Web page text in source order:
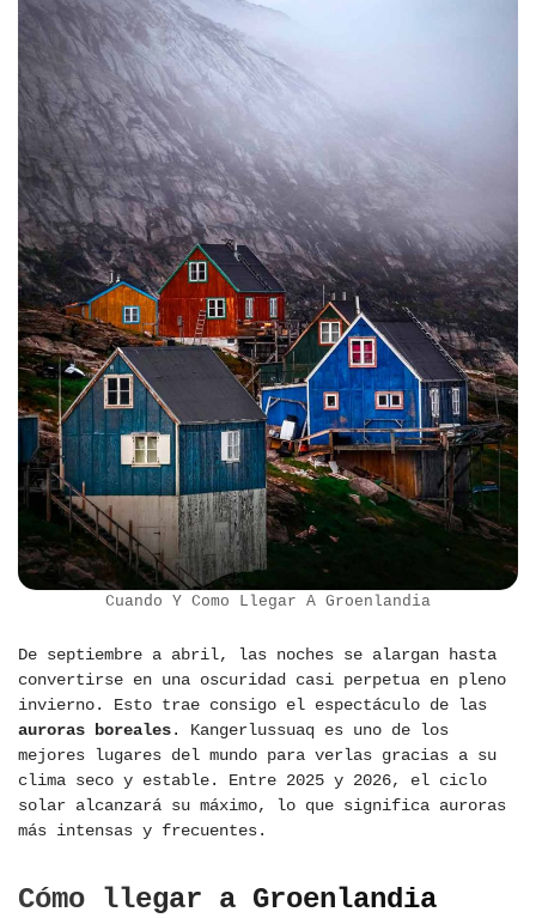
Cuando Y Como Llegar A Groenlandia
De septiembre a abril, las noches se alargan hasta
convertirse en una oscuridad casi perpetua en pleno
invierno. Esto trae consigo el espectáculo de las
auroras boreales. Kangerlussuaq es uno de los
mejores lugares del mundo para verlas gracias a su
clima seco y estable. Entre 2025 y 2026, el ciclo
solar alcanzará su máximo, lo que significa auroras
más intensas y frecuentes.
Cómo llegar a Groenlandia